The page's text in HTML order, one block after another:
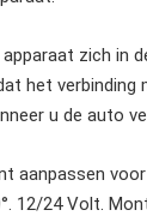
zich in
het verbinding
u de auto
aanpassen
12/24 Volt.